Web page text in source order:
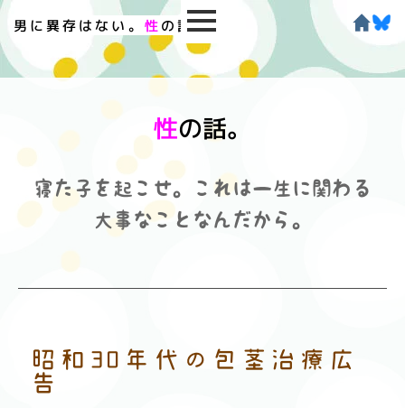
男に異存はない。 性の話。
性の話。
寝た子を起こせ。これは一生に関わる
大事なことなんだから。
昭和30年代の包茎治療広
告